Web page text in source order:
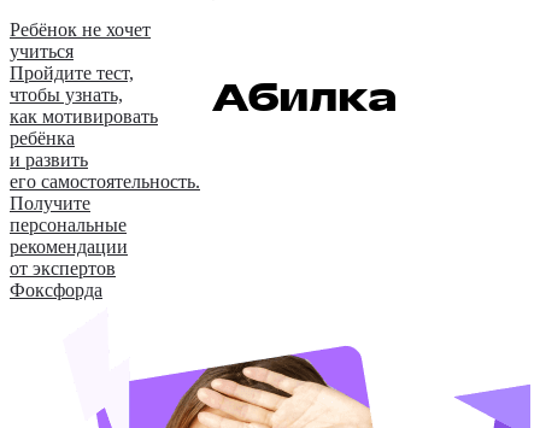
Ребёнок не хочет
учиться
Пройдите тест,
чтобы узнать,
как мотивировать
ребёнка
и развить
его самостоятельность.
Получите
персональные
рекомендации
от экспертов
Фоксфорда
Абилка